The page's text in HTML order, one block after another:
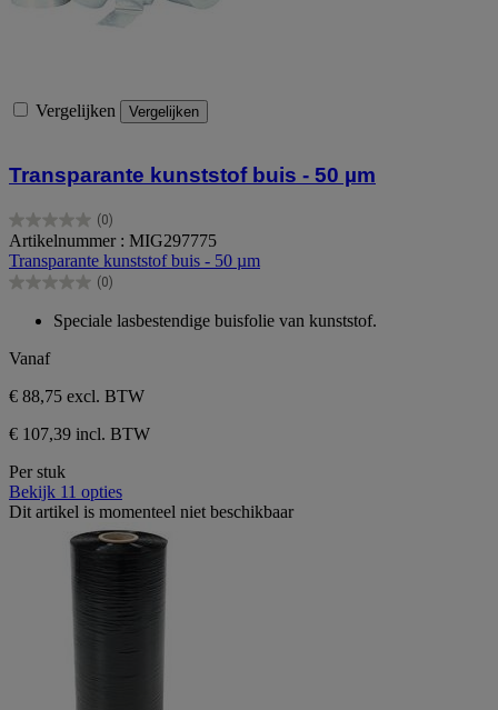
Vergelijken Vergelijken
Transparante kunststof buis - 50 µm
(0)
0.0
van
de
5
Artikelnummer : MIG297775
Transparante kunststof buis - 50 µm
(0)
0.0
5
Speciale lasbestendige buisfolie van kunststof.
Vanaf
€ 88,75 excl. BTW
€ 107,39 incl. BTW
Per stuk
Bekijk 11 opties
Dit artikel is momenteel niet beschikbaar